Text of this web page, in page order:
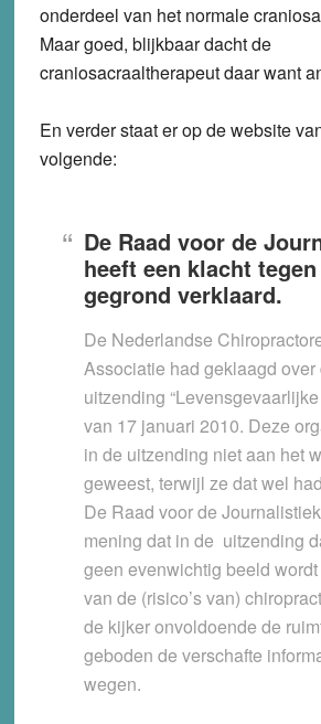
onderdeel van het normale
Maar goed, blijkbaar dacht de
craniosacraaltherapeut daar want
En verder staat er op de website
volgende:
De Raad voor de
heeft een klacht tegen
gegrond verklaard.
De Nederlandse
Associatie had geklaagd over
uitzending
van 17 januari 2010. Deze
in de uitzending niet aan het
geweest, terwijl ze dat wel
De Raad voor de
mening dat in de uitzending
geen evenwichtig beeld
van de (risico’s van)
de kijker onvoldoende de
geboden de verschafte
wegen.